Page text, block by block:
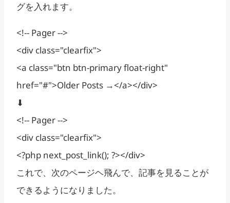
グを入れます。
<!-- Pager -->
<div class="clearfix">
<a class="btn btn-primary float-right"
href="#">Older Posts →</a></div>
⬇
<!-- Pager -->
<div class="clearfix">
<?php next_post_link(); ?></div>
これで、次のページヘ飛んで、記事を見ることが
できるようになりました。